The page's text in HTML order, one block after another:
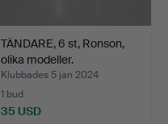
TÄNDARE, 6 st, Ronson,
olika modeller.
Klubbades 5 jan 2024
1 bud
35 USD